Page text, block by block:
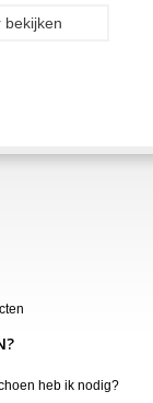
bekijken
heb ik nodig?